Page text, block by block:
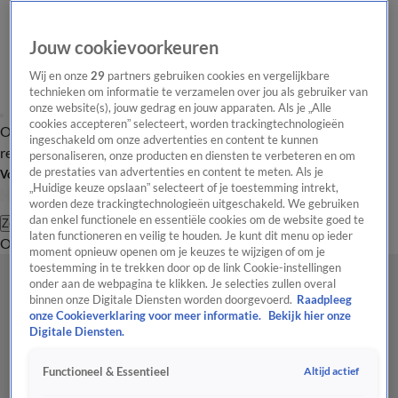
Overzicht Laatste nieuws Regionieuws Het beste van Hart
Tip de
redactie
Volg Hart van Nederland
Zoeken
OverzichtRegioUitzendingenWeerTip de redactiePanelVideo's
Jouw cookievoorkeuren
Wij en onze29 partners gebruiken cookies en vergelijkbare
technieken om informatie te verzamelen over jou als gebruiker van
onze website(s), jouw gedrag en jouw apparaten. Als je „Alle
cookies accepteren” selecteert, worden trackingtechnologieën
ingeschakeld om onze advertenties en content te kunnen
personaliseren, onze producten en diensten te verbeteren en om
de prestaties van advertenties en content te meten. Als je
„Huidige keuze opslaan” selecteert of je toestemming intrekt,
worden deze trackingtechnologieën uitgeschakeld. We gebruiken
dan enkel functionele en essentiële cookies om de website goed te
laten functioneren en veilig te houden. Je kunt dit menu op ieder
moment opnieuw openen om je keuzes te wijzigen of om je
toestemming in te trekken door op de link Cookie-instellingen
onder aan de webpagina te klikken. Je selecties zullen overal
binnen onze Digitale Diensten worden doorgevoerd. Raadpleeg
onze Cookieverklaring voor meer informatie.
Bekijk hier onze
Digitale Diensten.
Functioneel & Essentieel Altijd actief